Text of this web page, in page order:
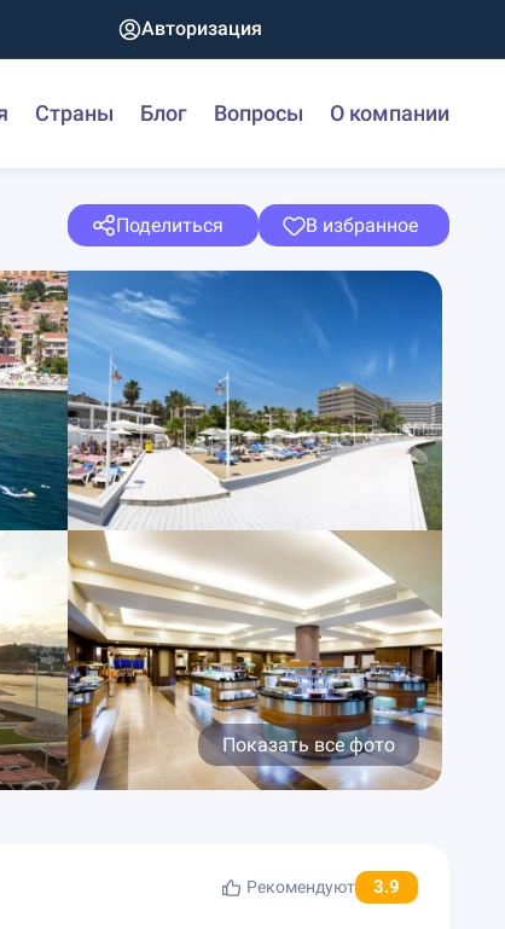
Авторизация
Страны Блог Вопросы О компании
Поделиться В избранное
Показать все фото
Рекомендуют 3.9